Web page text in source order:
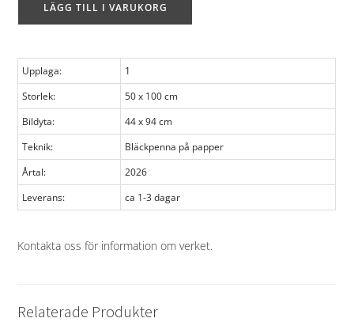
LÄGG TILL I VARUKORG
Upplaga:
1
Storlek:
50 x 100 cm
Bildyta:
44 x 94 cm
Teknik:
Bläckpenna på papper
Årtal:
2026
Leverans:
ca 1-3 dagar
Kontakta oss för information om verket.
Relaterade Produkter